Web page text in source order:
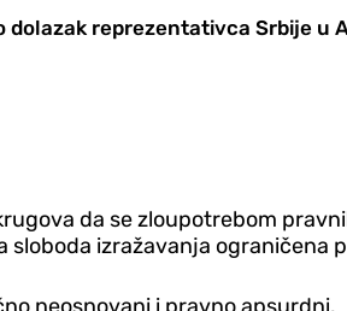
dolazak reprezentativca Srbije u
da se zloupotrebom
izražavanja ograničena